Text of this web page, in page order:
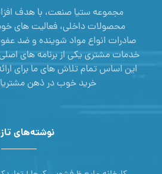
مجموعه ستیا صنعت، با هدف
محصولات داخلی، فعالیت های
صادرات انواع مواد شوینده و ضد
خدمات مشتری یکی از برنامه های
این اساس تمام تلاش های ما برای
خرید خوب در ذهن
نوشته‌های